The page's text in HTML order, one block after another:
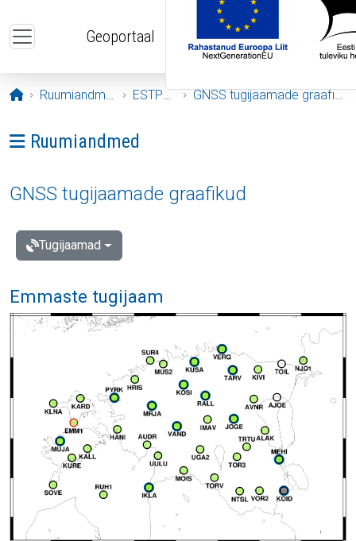
Geoportaal
Avaleht
Ruumiandmed ESTPOS GNSS tugijaamade graafikud
Ava menüü: Ruumiandmed
Ruumiandmed
GNSS tugijaamade graafikud
Tugijaamad
Emmaste tugijaam